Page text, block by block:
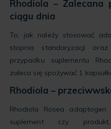
Rhodiola –
ciągu dnia
To, jak należy stosować
stopnia standaryzacji
przypadku suplementu
zaleca się spożywać 1
Rhodiola –
Rhodiola Rosea
suplement czy